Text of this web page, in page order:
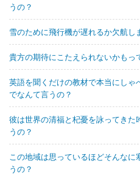
うの？
雪のために飛行機が遅れるか欠航し
貴方の期待にこたえられないかもっ
英語を聞くだけの教材で本当にし
でなんて言うの？
彼は世界の清福と杞憂を詠ってき
うの？
この地域は思っているほどそんな
うの？